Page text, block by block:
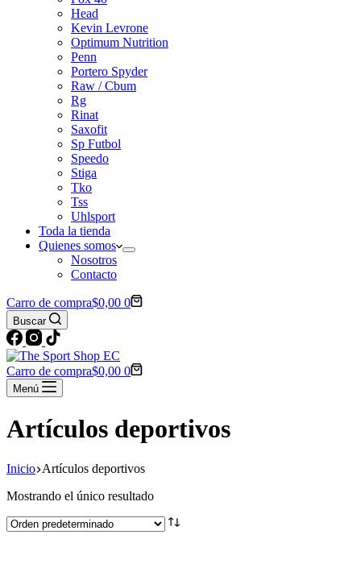
Head
Kevin Levrone
Optimum Nutrition
Penn
Portero Spyder
Raw / Cbum
Rg
Rinat
Saxofit
Sp Futbol
Speedo
Stiga
Tko
Tss
Uhlsport
Toda la tienda
Quienes somos
Nosotros
Contacto
Carro de compra$0,00 0
Buscar
Carro de compra$0,00 0
Menú
Artículos deportivos
Inicio Artículos deportivos
Mostrando el único resultado